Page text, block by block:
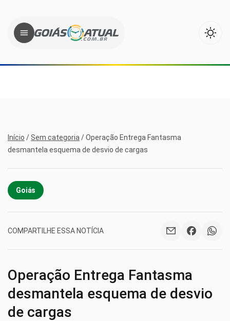
Início / Sem categoria /Operação Entrega Fantasma
desmantela esquema de desvio de cargas
Goiás
COMPARTILHE ESSA NOTÍCIA
Operação Entrega Fantasma
desmantela esquema de desvio
de cargas